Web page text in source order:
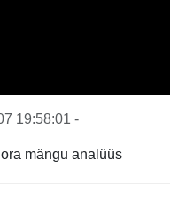
19:58:01 -
mängu analüüs